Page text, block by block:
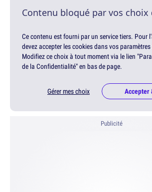
Contenu bloqué par vos choix
Ce contenu est fourni par un service tiers. Pour
devez accepter les cookies dans vos
Modifiez ce choix à tout moment via le lien
de la Confidentialité" en bas de page.
Gérer mes choix Accepter
Publicité